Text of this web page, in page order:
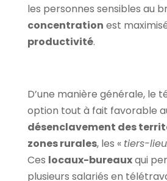
les personnes sensibles au
concentration est
productivité.
D’une manière générale, le
option tout à fait favorable
désenclavement des
zones rurales, les « tiers-
Ces locaux-bureauxqui
plusieurs salariés en